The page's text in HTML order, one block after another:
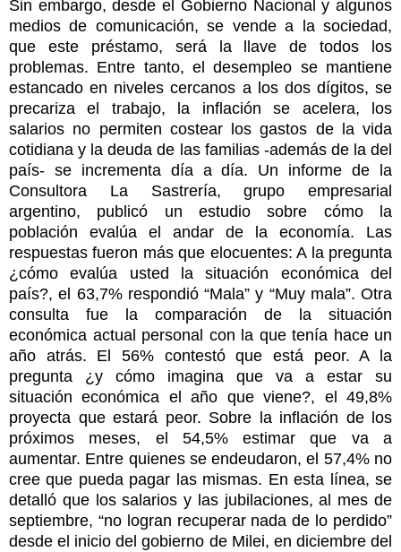
Sin embargo, desde el Gobierno Nacional y algunos
medios de comunicación, se vende a la sociedad,
que este préstamo, será la llave de todos los
problemas. Entre tanto, el desempleo se mantiene
estancado en niveles cercanos a los dos dígitos, se
precariza el trabajo, la inflación se acelera, los
salarios no permiten costear los gastos de la vida
cotidiana y la deuda de las familias -además de la del
país- se incrementa día a día. Un informe de la
Consultora La Sastrería, grupo empresarial
argentino, publicó un estudio sobre cómo la
población evalúa el andar de la economía. Las
respuestas fueron más que elocuentes: A la pregunta
¿cómo evalúa usted la situación económica del
país?, el 63,7% respondió “Mala” y “Muy mala”. Otra
consulta fue la comparación de la situación
económica actual personal con la que tenía hace un
año atrás. El 56% contestó que está peor. A la
pregunta ¿y cómo imagina que va a estar su
situación económica el año que viene?, el 49,8%
proyecta que estará peor. Sobre la inflación de los
próximos meses, el 54,5% estimar que va a
aumentar. Entre quienes se endeudaron, el 57,4% no
cree que pueda pagar las mismas. En esta línea, se
detalló que los salarios y las jubilaciones, al mes de
septiembre, “no logran recuperar nada de lo perdido”
desde el inicio del gobierno de Milei, en diciembre del